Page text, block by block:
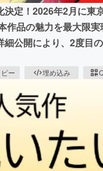
定！2026年2月に東
作品の魅力を最大限
公開により、2度目
ー 埋め込み